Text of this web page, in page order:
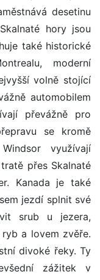
desetinu
hory jsou
také historické
moderní
volně stojící
automobilem
převážně pro
se kromě
využívají
přes Skalnaté
Kanada je také
jezdí splnit své
srub u jezera,
a lovem zvěře.
divoké řeky. Ty
zážitek v